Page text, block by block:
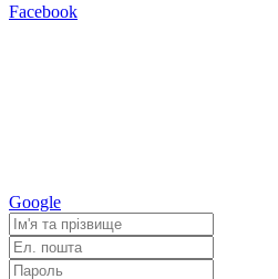
Facebook
Google